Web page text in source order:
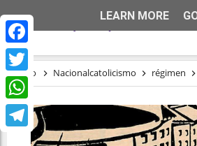
Facebook
Twitter
WhatsApp
Telegram
LA IGLESIA Y SU PAPEL
ESPAÑA (1937)
Inicio Nacionalcatolicismo régimen
LEARN MORE